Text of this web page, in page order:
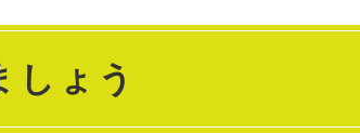
しょう